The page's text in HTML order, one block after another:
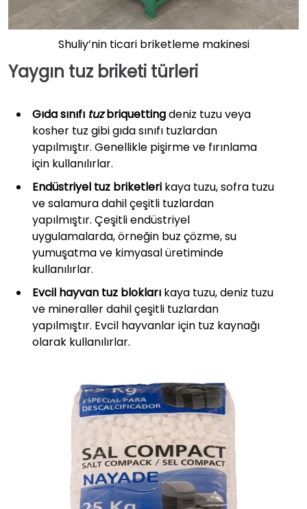
Shuliy’nin ticari briketleme makinesi
Yaygın tuz briketi türleri
Gıda sınıfı tuzbriquettingdeniz tuzu veya
kosher tuz gibi gıda sınıfı tuzlardan
yapılmıştır. Genellikle pişirme ve fırınlama
için kullanılırlar.
Endüstriyel tuz briketleri kaya tuzu, sofra tuzu
ve salamura dahil çeşitli tuzlardan
yapılmıştır. Çeşitli endüstriyel
uygulamalarda, örneğin buz çözme, su
yumuşatma ve kimyasal üretiminde
kullanılırlar.
Evcil hayvan tuz blokları kaya tuzu, deniz tuzu
ve mineraller dahil çeşitli tuzlardan
yapılmıştır. Evcil hayvanlar için tuz kaynağı
olarak kullanılırlar.